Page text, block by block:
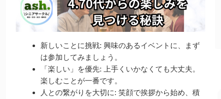
新しいことに挑戦: 興味のあるイベントに、まず
は参加してみましょう。
「楽しい」を優先: 上手くいかなくても大丈夫。
楽しむことが一番です。
人との繋がりを大切に: 笑顔で挨拶から始め、積